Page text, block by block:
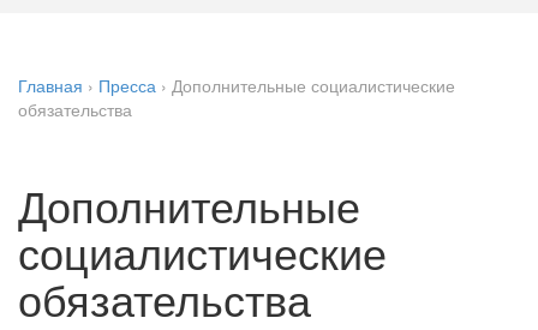
Главная › Пресса › Дополнительные социалистические
обязательства
Дополнительные
социалистические
обязательства